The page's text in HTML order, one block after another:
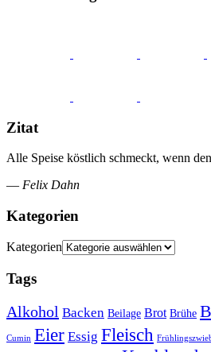
Zitat
Alle Speise köstlich schmeckt, wenn
— Felix Dahn
Kategorien
Kategorien
Tags
Alkohol Backen Beilage Brot Brühe
Cumin Eier Essig Fleisch